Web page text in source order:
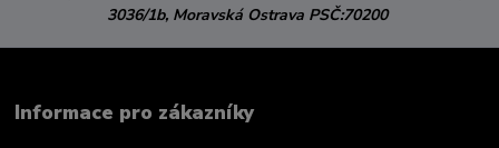
3036/1b, Moravská Ostrava PSČ:70200
Informace pro zákazníky